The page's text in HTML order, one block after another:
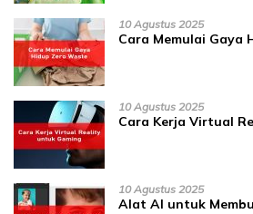
10 Agustus 2025
Cara Memulai Gaya
10 Agustus 2025
Cara Kerja Virtual
10 Agustus 2025
Alat AI untuk